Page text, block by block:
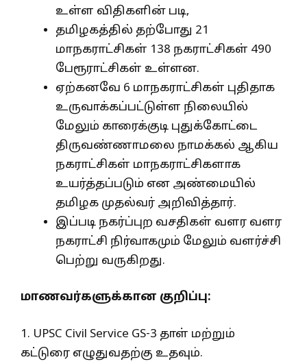
உள்ள விதிகளின் படி,
தமிழகத்தில் தற்போது 21
மாநகராட்சிகள் 138 நகராட்சிகள் 490
பேரூராட்சிகள் உள்ளன.
ஏற்கனவே 6 மாநகராட்சிகள் புதிதாக
உருவாக்கப்பட்டுள்ள நிலையில்
மேலும் காரைக்குடி புதுக்கோட்டை
திருவண்ணாமலை நாமக்கல் ஆகிய
நகராட்சிகள் மாநகராட்சிகளாக
உயர்த்தப்படும் என அண்மையில்
தமிழக முதல்வர் அறிவித்தார்.
இப்படி நகர்ப்புற வசதிகள் வளர வளர
நகராட்சி நிர்வாகமும் மேலும் வளர்ச்சி
பெற்று வருகிறது.
மாணவர்களுக்கான குறிப்பு:
1. UPSC Civil Service GS-3 தாள் மற்றும்
கட்டுரை எழுதுவதற்கு உதவும்.